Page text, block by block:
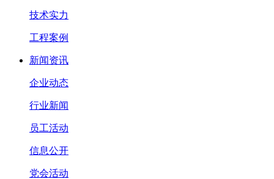
技术实力
工程案例
新闻资讯
企业动态
行业新闻
员工活动
信息公开
党会活动